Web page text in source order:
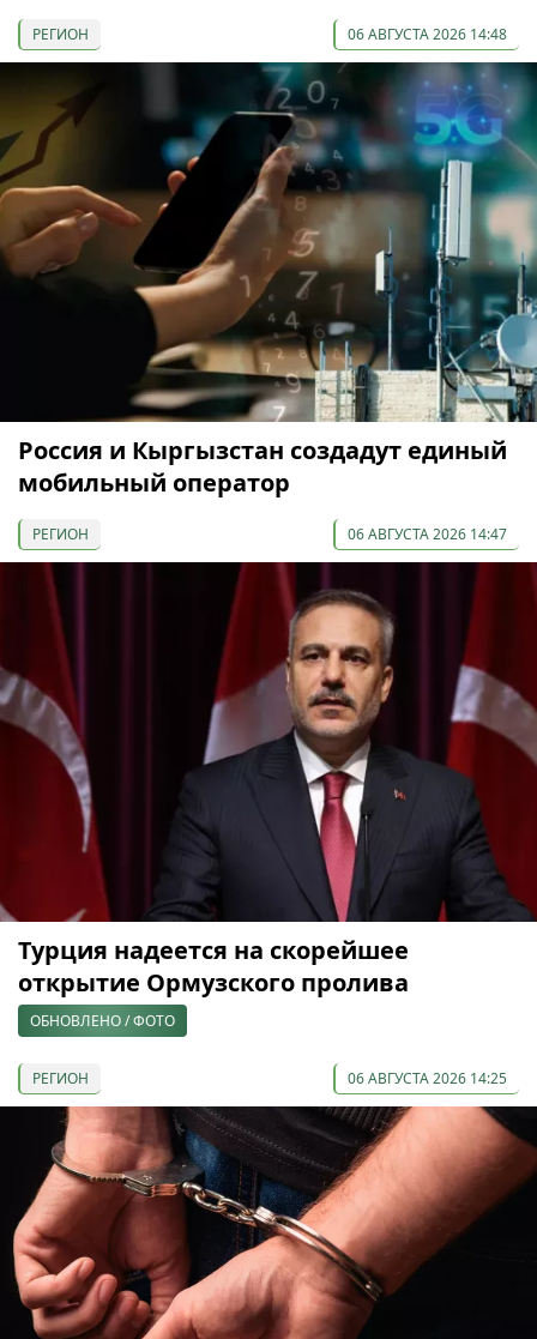
РЕГИОН 06 АВГУСТА 2026 14:48
Россия и Кыргызстан создадут единый
мобильный оператор
РЕГИОН 06 АВГУСТА 2026 14:47
Турция надеется на скорейшее
открытие Ормузского пролива
ОБНОВЛЕНО / ФОТО
РЕГИОН 06 АВГУСТА 2026 14:25